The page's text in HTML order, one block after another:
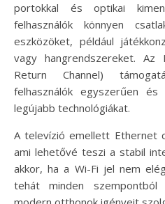
portokkal és optikai
felhasználók könnyen
eszközöket, például
vagy hangrendszereket.
Return Channel)
felhasználók egyszerűen
legújabb technológiákat.
A televízió emellett Ethernet
ami lehetővé teszi a stabil
akkor, ha a Wi-Fi jel nem
tehát minden